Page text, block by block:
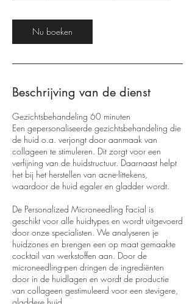
Nu boeken
Beschrijving van de dienst
Gezichtsbehandeling 60 minuten
Een gepersonaliseerde gezichtsbehandeling die
de huid o.a. verjongt door aanmaak van
collageen te stimuleren. Dit zorgt voor een
verfijning van de huidstructuur. Daarnaast helpt
het bij het herstellen van acne-littekens,
waardoor de huid egaler en gladder wordt.
De Personalized Microneedling Facial is
geschikt voor alle huidtypes en wordt uitgevoerd
door onze specialisten. We analyseren je
huidzones en brengen een op maat gemaakte
cocktail van werkstoffen aan. Door de
microneedling-pen dringen de ingrediënten
door in de huidlagen en wordt de productie
van collageen gestimuleerd voor een stevigere,